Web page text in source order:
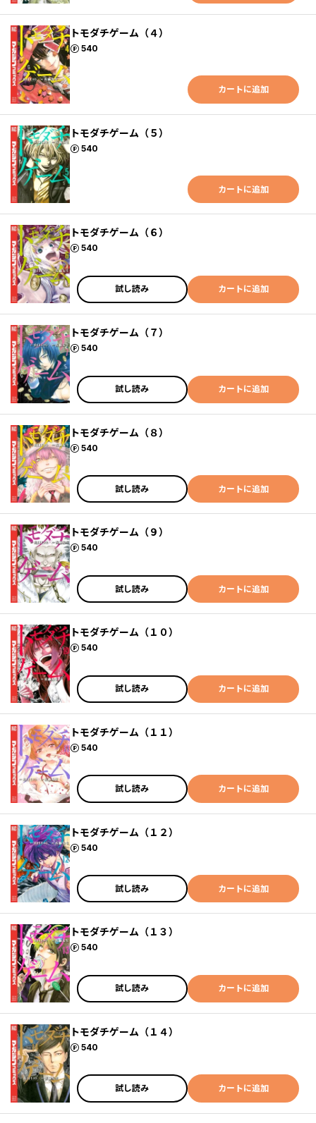
トモダチゲーム（４）
540
ポイント
カートに追加
トモダチゲーム（５）
540
ポイント
カートに追加
トモダチゲーム（６）
540
ポイント
試し読み カートに追加
トモダチゲーム（７）
540
ポイント
試し読み カートに追加
トモダチゲーム（８）
540
ポイント
試し読み カートに追加
トモダチゲーム（９）
540
ポイント
試し読み カートに追加
トモダチゲーム（１０）
540
ポイント
試し読み カートに追加
トモダチゲーム（１１）
540
ポイント
試し読み カートに追加
トモダチゲーム（１２）
540
ポイント
試し読み カートに追加
トモダチゲーム（１３）
540
ポイント
試し読み カートに追加
トモダチゲーム（１４）
540
ポイント
試し読み カートに追加